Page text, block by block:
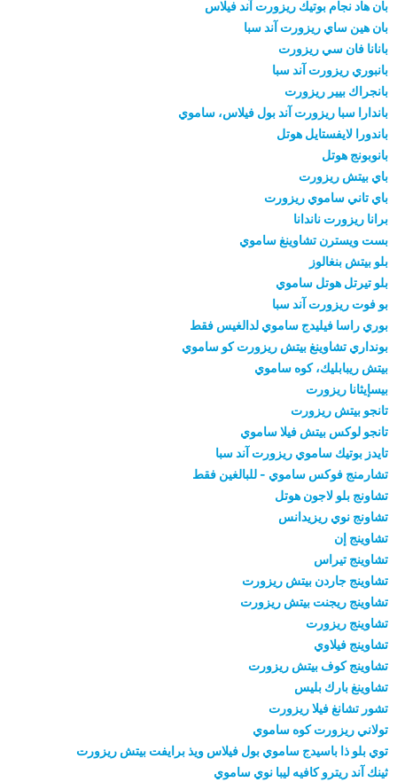
بان هاد نجام بوتيك ريزورت آند فيلاس
بان هين ساي ريزورت آند سبا
بانانا فان سي ريزورت
بانبوري ريزورت آند سبا
بانجراك بيير ريزورت
باندارا سبا ريزورت آند بول فيلاس، ساموي
باندورا لايفستايل هوتل
بانوبونج هوتل
باي بيتش ريزورت
باي تاني ساموي ريزورت
برانا ريزورت ناندانا
بست ويسترن تشاوينغ ساموي
بلو بيتش بنغالوز
بلو تيرتل هوتل ساموي
بو فوت ريزورت آند سبا
بوري راسا فيليدج ساموي لدالغيس فقط
بونداري تشاوينغ بيتش ريزورت كو ساموي
بيتش ريبابليك، كوه ساموي
بيسإيثانا ريزورت
تانجو بيتش ريزورت
تانجو لوكس بيتش فيلا ساموي
تايدز بوتيك ساموي ريزورت آند سبا
تشارمنج فوكس ساموي - للبالغين فقط
تشاونج بلو لاجون هوتل
تشاونج نوي ريزيدانس
تشاوينج إن
تشاوينج تيراس
تشاوينج جاردن بيتش ريزورت
تشاوينج ريجنت بيتش ريزورت
تشاوينج ريزورت
تشاوينج فيلاوي
تشاوينج كوف بيتش ريزورت
تشاوينغ بارك بليس
تشور تشانغ فيلا ريزورت
تولاني ريزورت كوه ساموي
توي بلو ذا باسيدج ساموي بول فيلاس ويذ برايفت بيتش ريزورت
ثينك آند ريترو كافيه ليبا نوي ساموي